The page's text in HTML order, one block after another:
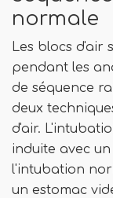
normale
Les blocs d'air
pendant les
de séquence
deux
d'air.
induite avec
l'intubation
un estomac